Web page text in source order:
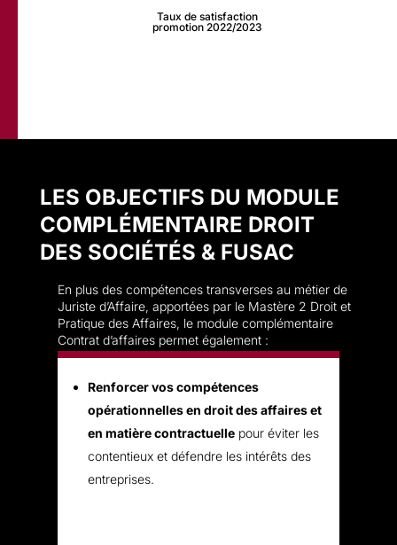
Taux de satisfaction
promotion 2022/2023
LES OBJECTIFS DU MODULE
COMPLÉMENTAIRE DROIT
DES SOCIÉTÉS & FUSAC
En plus des compétences transverses au métier de
Juriste d’Affaire, apportées par le Mastère 2 Droit et
Pratique des Affaires, le module complémentaire
Contrat d’affaires permet également :
Renforcer vos compétences
opérationnelles en droit des affaires et
en matière contractuellepour éviter les
contentieux et défendre les intérêts des
entreprises.